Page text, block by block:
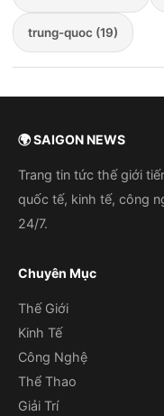
trung-quoc (19)
🌍 SAIGON NEWS
Trang tin tức thế giới
quốc tế, kinh tế, công
24/7.
Chuyên Mục
Thế Giới
Kinh Tế
Công Nghệ
Thể Thao
Giải Trí